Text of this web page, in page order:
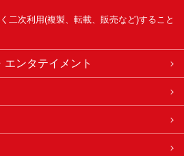
二次利用(複製、転載、販売など)すること
ンタテイメント